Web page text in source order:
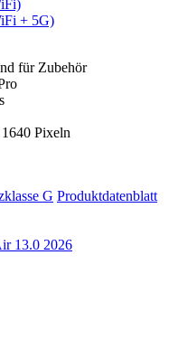
für Zubehör
Pixeln
Produktdatenblatt
13.0 2026